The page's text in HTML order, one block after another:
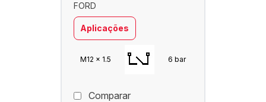
FORD
Aplicações
M12 x 1.5 6 bar
Comparar